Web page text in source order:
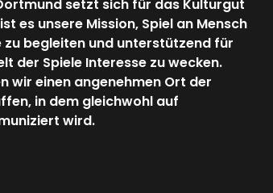
setzt sich für das Kulturgut
es unsere Mission, Spiel an Mensch
zu begleiten und unterstützend für
der Spiele Interesse zu wecken.
wir einen angenehmen Ort der
in dem gleichwohl auf
wird.